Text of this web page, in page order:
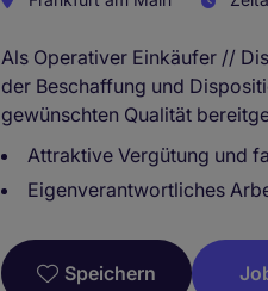
Als Operativer Einkäufer //
der Beschaffung und
gewünschten Qualität
Attraktive Vergütung und
Eigenverantwortliches
Speichern